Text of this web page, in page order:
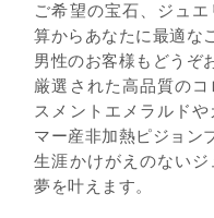
ご希望の宝石、ジュ
算からあなたに最適な
男性のお客様もどうぞ
厳選された高品質の
スメントエメラルド
マー産非加熱ピジョン
生涯かけがえのない
夢を叶えます。